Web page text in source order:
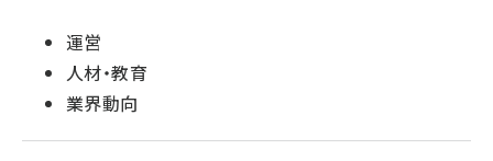
運営
人材・教育
業界動向